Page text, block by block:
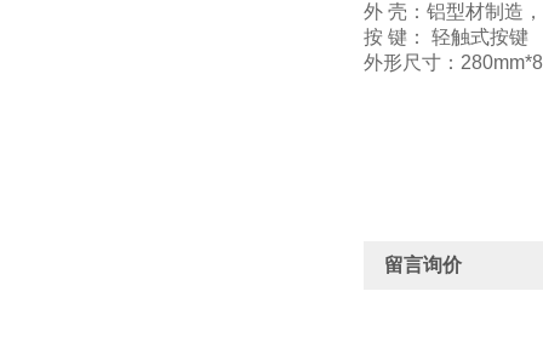
外 壳：铝型材制造
按 键： 轻触式按键
外形尺寸：
留言询价